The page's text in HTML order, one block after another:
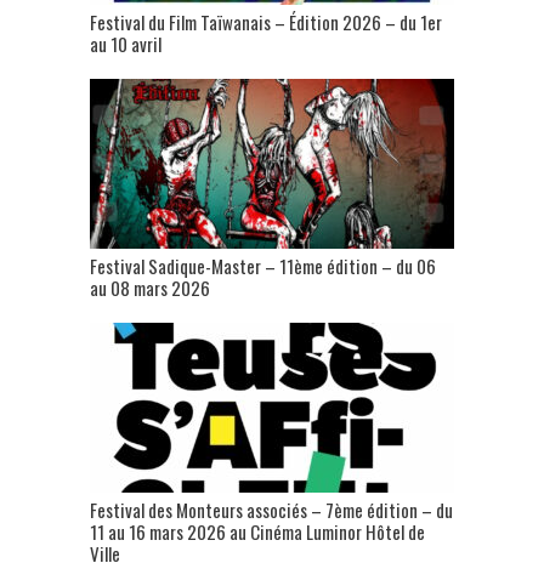
Festival du Film Taïwanais – Édition 2026 – du 1er
au 10 avril
Festival Sadique-Master – 11ème édition – du 06
au 08 mars 2026
Festival des Monteurs associés – 7ème édition – du
11 au 16 mars 2026 au Cinéma Luminor Hôtel de
Ville